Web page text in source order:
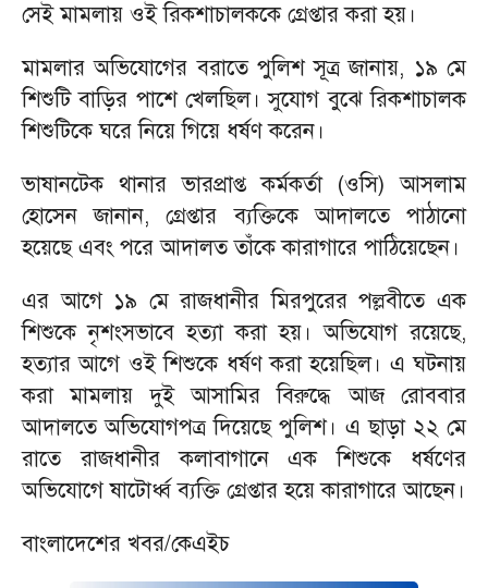
সেই মামলায় ওই রিকশাচালককে গ্রেপ্তার করা হয়।
মামলার অভিযোগের বরাতে পুলিশ সূত্র জানায়, ১৯ মে
শিশুটি বাড়ির পাশে খেলছিল। সুযোগ বুঝে রিকশাচালক
শিশুটিকে ঘরে নিয়ে গিয়ে ধর্ষণ করেন।
ভাষানটেক থানার ভারপ্রাপ্ত কর্মকর্তা (ওসি) আসলাম
হোসেন জানান, গ্রেপ্তার ব্যক্তিকে আদালতে পাঠানো
হয়েছে এবং পরে আদালত তাঁকে কারাগারে পাঠিয়েছেন।
এর আগে ১৯ মে রাজধানীর মিরপুরের পল্লবীতে এক
শিশুকে নৃশংসভাবে হত্যা করা হয়। অভিযোগ রয়েছে,
হত্যার আগে ওই শিশুকে ধর্ষণ করা হয়েছিল। এ ঘটনায়
করা মামলায় দুই আসামির বিরুদ্ধে আজ রোববার
আদালতে অভিযোগপত্র দিয়েছে পুলিশ। এ ছাড়া ২২ মে
রাতে রাজধানীর কলাবাগানে এক শিশুকে ধর্ষণের
অভিযোগে ষাটোর্ধ্ব ব্যক্তি গ্রেপ্তার হয়ে কারাগারে আছেন।
বাংলাদেশের খবর/কেএইচ